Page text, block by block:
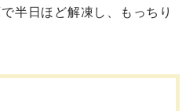
半日ほど解凍し、もっちり